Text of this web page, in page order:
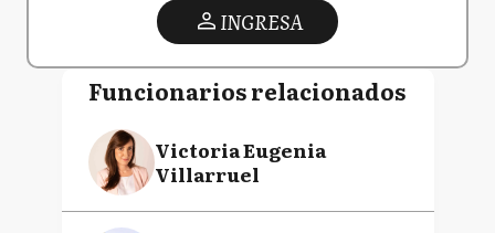
INGRESA
Funcionarios relacionados
Victoria Eugenia
Villarruel